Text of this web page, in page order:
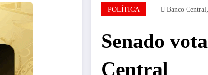
POLÍTICA Banco Central
Senado
Central